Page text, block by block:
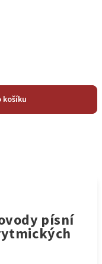
košíku
písní